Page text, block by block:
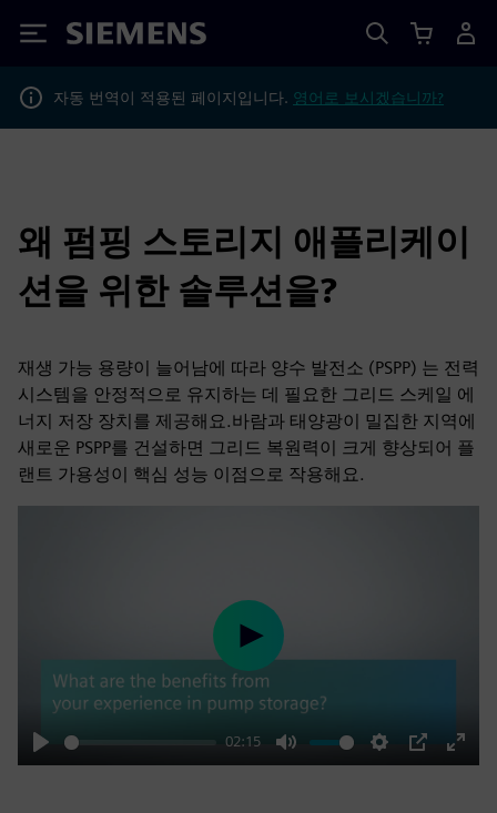
Siemens
자동 번역이 적용된 페이지입니다. 영어로 보시겠습니까?
왜 펌핑 스토리지 애플리케이
션을 위한 솔루션을?
재생 가능 용량이 늘어남에 따라 양수 발전소 (PSPP) 는 전력
시스템을 안정적으로 유지하는 데 필요한 그리드 스케일 에
너지 저장 장치를 제공해요.바람과 태양광이 밀집한 지역에
새로운 PSPP를 건설하면 그리드 복원력이 크게 향상되어 플
랜트 가용성이 핵심 성능 이점으로 작용해요.
Play
02:15
Mute Settings
PIP
Enter
Play